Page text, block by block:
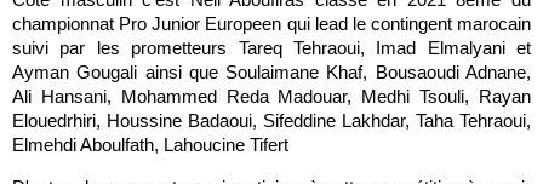
championnat Pro Junior Europeen qui lead le contingent marocain
suivi par les prometteurs Tareq Tehraoui, Imad Elmalyani et
Ayman Gougali ainsi que Soulaimane Khaf, Bousaoudi Adnane,
Ali Hansani, Mohammed Reda Madouar, Medhi Tsouli, Rayan
Elouedrhiri, Houssine Badaoui, Sifeddine Lakhdar, Taha Tehraoui,
Elmehdi Aboulfath, Lahoucine Tifert